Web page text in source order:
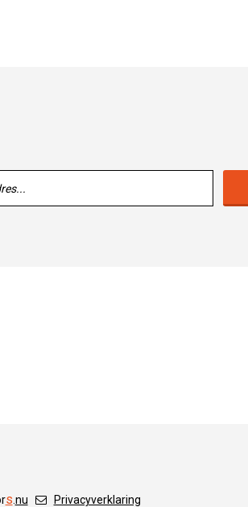
s nu Privacyverklaring